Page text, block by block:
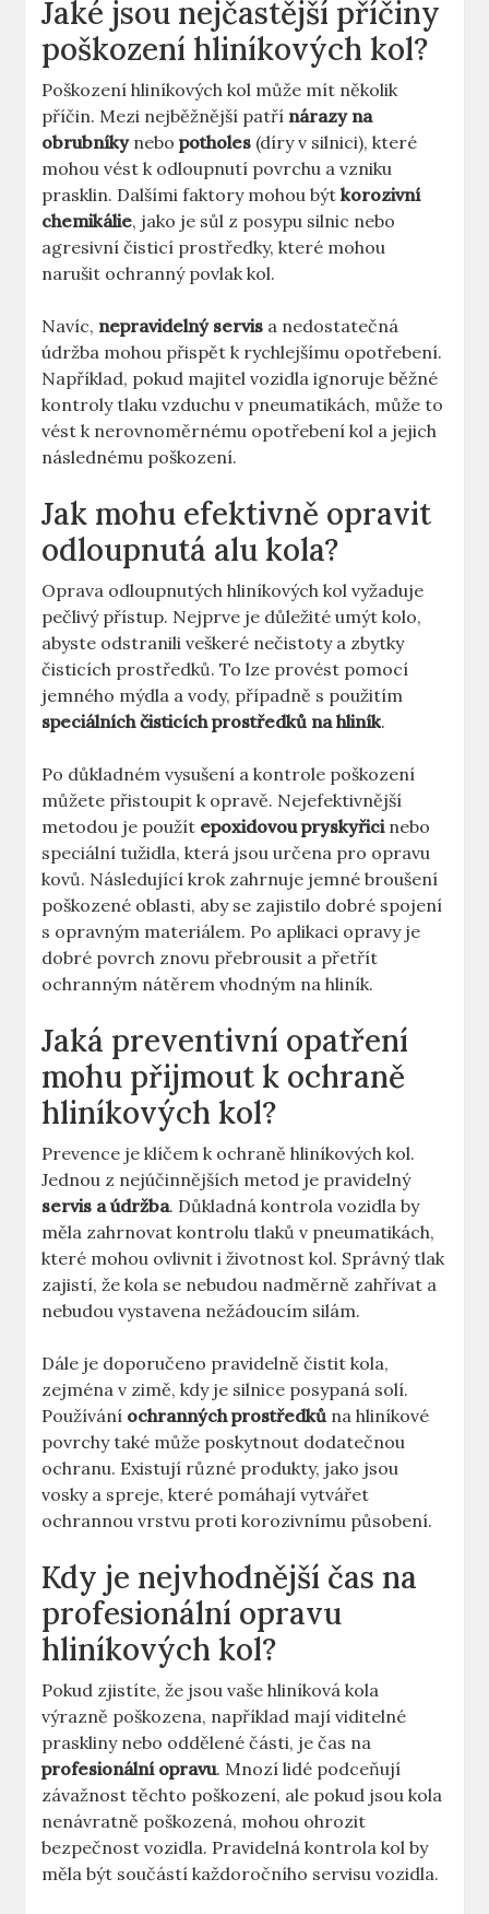
Jaké jsou nejčastější příčiny
poškození hliníkových kol?
Poškození hliníkových kol může mít několik
příčin. Mezi nejběžnější patří nárazy na
obrubníkynebopotholes (díry v silnici), které
mohou vést k odloupnutí povrchu a vzniku
prasklin. Dalšími faktory mohou býtkorozivní
chemikálie, jako je sůl z posypu silnic nebo
agresivní čisticí prostředky, které mohou
narušit ochranný povlak kol.
Navíc, nepravidelný servis a nedostatečná
údržba mohou přispět k rychlejšímu opotřebení.
Například, pokud majitel vozidla ignoruje běžné
kontroly tlaku vzduchu v pneumatikách, může to
vést k nerovnoměrnému opotřebení kol a jejich
následnému poškození.
Jak mohu efektivně opravit
odloupnutá alu kola?
Oprava odloupnutých hliníkových kol vyžaduje
pečlivý přístup. Nejprve je důležité umýt kolo,
abyste odstranili veškeré nečistoty a zbytky
čisticích prostředků. To lze provést pomocí
jemného mýdla a vody, případně s použitím
speciálních čisticích prostředků na hliník.
Po důkladném vysušení a kontrole poškození
můžete přistoupit k opravě. Nejefektivnější
metodou je použít epoxidovou pryskyřicinebo
speciální tužidla, která jsou určena pro opravu
kovů. Následující krok zahrnuje jemné broušení
poškozené oblasti, aby se zajistilo dobré spojení
s opravným materiálem. Po aplikaci opravy je
dobré povrch znovu přebrousit a přetřít
ochranným nátěrem vhodným na hliník.
Jaká preventivní opatření
mohu přijmout k ochraně
hliníkových kol?
Prevence je klíčem k ochraně hliníkových kol.
Jednou z nejúčinnějších metod je pravidelný
servis a údržba. Důkladná kontrola vozidla by
měla zahrnovat kontrolu tlaků v pneumatikách,
které mohou ovlivnit i životnost kol. Správný tlak
zajistí, že kola se nebudou nadměrně zahřívat a
nebudou vystavena nežádoucím silám.
Dále je doporučeno pravidelně čistit kola,
zejména v zimě, kdy je silnice posypaná solí.
Používání ochranných prostředků na hliníkové
povrchy také může poskytnout dodatečnou
ochranu. Existují různé produkty, jako jsou
vosky a spreje, které pomáhají vytvářet
ochrannou vrstvu proti korozivnímu působení.
Kdy je nejvhodnější čas na
profesionální opravu
hliníkových kol?
Pokud zjistíte, že jsou vaše hliníková kola
výrazně poškozena, například mají viditelné
praskliny nebo oddělené části, je čas na
profesionální opravu. Mnozí lidé podceňují
závažnost těchto poškození, ale pokud jsou kola
nenávratně poškozená, mohou ohrozit
bezpečnost vozidla. Pravidelná kontrola kol by
měla být součástí každoročního servisu vozidla.